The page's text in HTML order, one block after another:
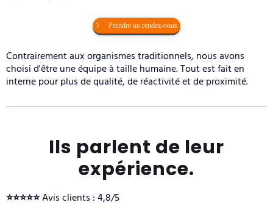
Prendre un rendez-vous
Contrairement aux organismes traditionnels, nous avons
choisi d'être une équipe à taille humaine. Tout est fait en
interne pour plus de qualité, de réactivité et de proximité.
Ils parlent de leur
expérience.
⭐️⭐️⭐️⭐️⭐️Avis clients : 4,8/5